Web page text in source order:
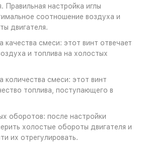
Правильная настройка иглы
соотношение воздуха и
двигателя.
качества смеси: этот винт отвечает
и топлива на холостых
количества смеси: этот винт
топлива, поступающего в
оборотов: после настройки
холостые обороты двигателя и
их отрегулировать.